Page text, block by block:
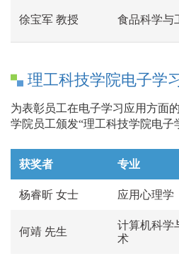
徐宝军 教授 食品科学与
理工科技学院电子学
为表彰员工在电子学习应用方面
学院员工颁发“理工科技学院电子
获奖者 专业
杨睿昕 女士 应用心理学
何靖 先生
计算机科学
术